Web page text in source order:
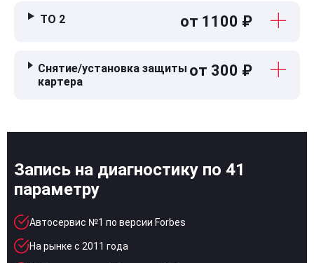
ТО 2 от 1100 ₽
Снятие/установка защиты
картера
от 300 ₽
Запись на диагностику по 41
параметру
Автосервис №1 по версии Forbes
На рынке с 2011 года